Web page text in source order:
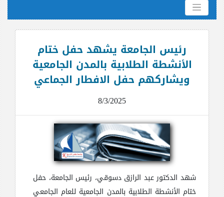
رئيس الجامعة يشهد حفل ختام
الأنشطة الطلابية بالمدن الجامعية
ويشاركهم حفل الافطار الجماعي
8/3/2025
شهد الدكتور عبد الرازق دسوقي، رئيس الجامعة، حفل
ختام الأنشطة الطلابية بالمدن الجامعية للعام الجامعي